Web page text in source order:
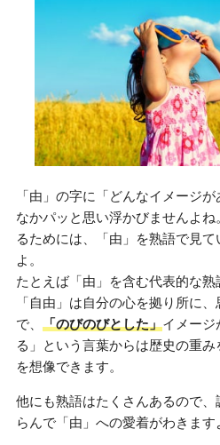
「由」の字に「どんなイメージ
なかパッと思い浮かびませんよね
るためには、「由」を熟語で見
よ。
たとえば「由」を含む代表的な熟
「自由」は自分の心を拠り所に
で、 「のびのびとした」イメージ
る」という言葉からは歴史の重み
を想像できます。
他にも熟語はたくさんあるので
らんで「由」への愛着がわきます